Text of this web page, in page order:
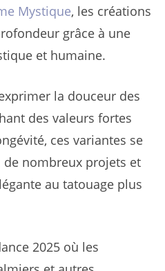
Mystique, les créations
grâce à une
et humaine.
la douceur des
des valeurs fortes
ces variantes se
nombreux projets et
au tatouage plus
2025 où les